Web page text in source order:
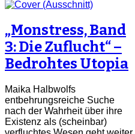
„Monstress, Band
3: Die Zuflucht“ –
Bedrohtes Utopia
Maika Halbwolfs
entbehrungsreiche Suche
nach der Wahrheit über ihre
Existenz als (scheinbar)